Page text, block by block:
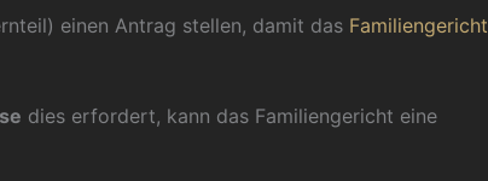
einen Antrag stellen, damit das Familiengericht
dies erfordert, kann das Familiengericht eine